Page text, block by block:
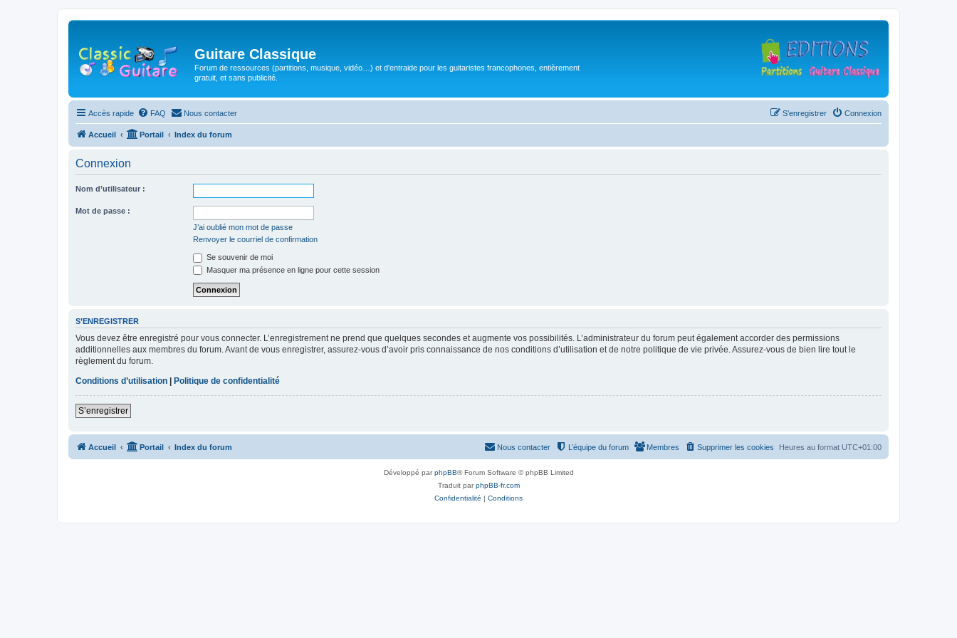
Guitare Classique
Forum de ressources (partitions, musique, vidéo…) et d'entraide pour les guitaristes francophones, entièrement
gratuit, et sans publicité.
Accès rapide FAQ Nous contacter Connexion
S’enregistrer
Accueil Portail Index du forum
Connexion
Nom d’utilisateur :
Mot de passe :
J’ai oublié mon mot de passe
Renvoyer le courriel de confirmation
Se souvenir de moi
Masquer ma présence en ligne pour cette session
S’ENREGISTRER
Vous devez être enregistré pour vous connecter. L’enregistrement ne prend que quelques secondes et augmente vos possibilités. L’administrateur du forum peut également accorder des permissions
additionnelles aux membres du forum. Avant de vous enregistrer, assurez-vous d’avoir pris connaissance de nos conditions d’utilisation et de notre politique de vie privée. Assurez-vous de bien lire tout le
règlement du forum.
Conditions d’utilisation | Politique de confidentialité
S’enregistrer
Accueil Portail Index du forum Heures au format UTC+01:00
Supprimer les cookies
Membres
L’équipe du forum
Nous contacter
Développé parphpBB® Forum Software © phpBB Limited
Traduit parphpBB-fr.com
Confidentialité | Conditions